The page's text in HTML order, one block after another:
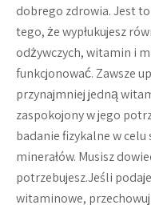
dobrego zdrowia. Jest
tego, że wypłukujesz
odżywczych, witamin i
funkcjonować. Zawsze
przynajmniej jedną
zaspokojony w jego
badanie fizykalne w
minerałów. Musisz
potrzebujesz.Jeśli
witaminowe,